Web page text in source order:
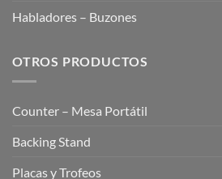
Habladores – Buzones
OTROS PRODUCTOS
Counter – Mesa Portátil
Backing Stand
Placas y Trofeos